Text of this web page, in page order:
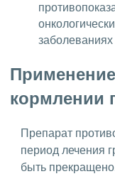
заболеваниях
кормлении
Препарат
период лечения
быть